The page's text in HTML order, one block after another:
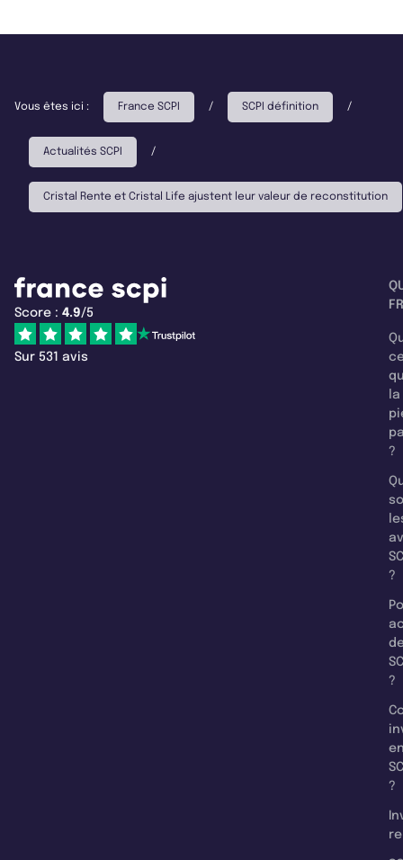
Vous êtes ici : France SCPI / SCPI définition /
Actualités SCPI /
Cristal Rente et Cristal Life ajustent leur valeur de reconstitution
Score : 4.9/5
Sur 531 avis
la
?
?
?
?